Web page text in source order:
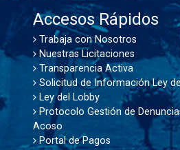
Accesos Rápidos
Trabaja con Nosotros
Nuestras Licitaciones
Transparencia Activa
Solicitud de Información Ley
Ley del Lobby
Protocolo Gestión de
Acoso
Portal de Pagos